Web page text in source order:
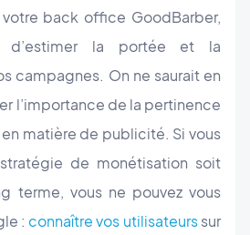
back office GoodBarber,
d’estimer la portée et la
campagnes. On ne saurait en
l’importance de la pertinence
matière de publicité. Si vous
de monétisation soit
terme, vous ne pouvez vous
: connaître vos utilisateurssur